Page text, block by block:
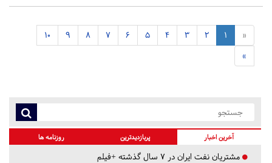
«
1
2
3
4
5
6
7
8
9
10
»
آخرین اخبار پربازدیدترین روزنامه ها
مشتریان نفت ایران در ۷ سال گذشته +فیلم